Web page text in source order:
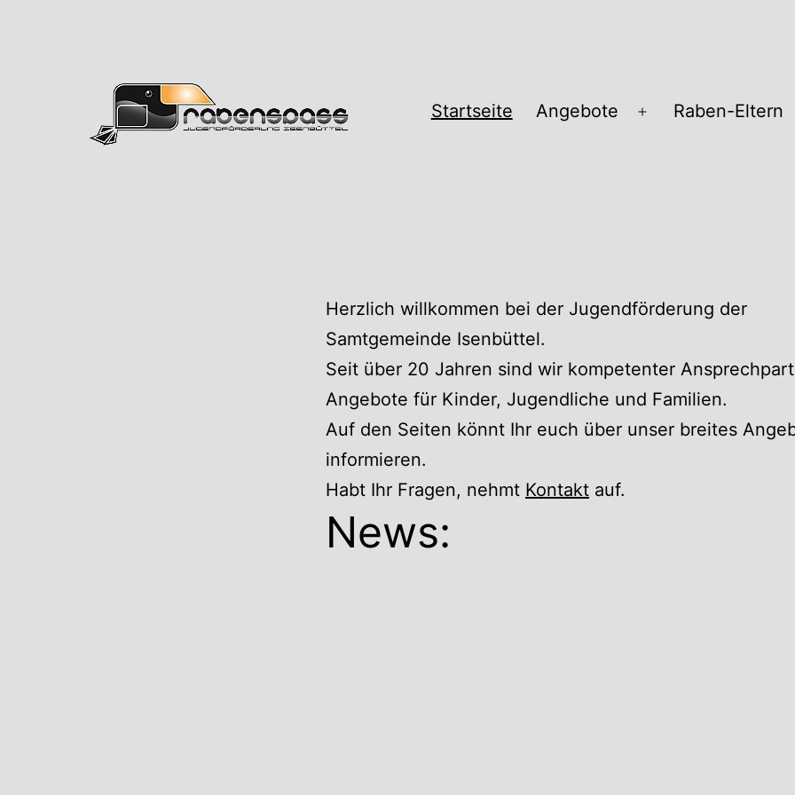
Startseite Angebote
Menü
Raben-Eltern
Herzlich willkommen bei der Jugendförderung der
Samtgemeinde Isenbüttel.
Seit über 20 Jahren sind wir kompetenter
Angebote für Kinder, Jugendliche und Familien.
Auf den Seiten könnt Ihr euch über unser breites
informieren.
Habt Ihr Fragen, nehmt Kontakt auf.
News: